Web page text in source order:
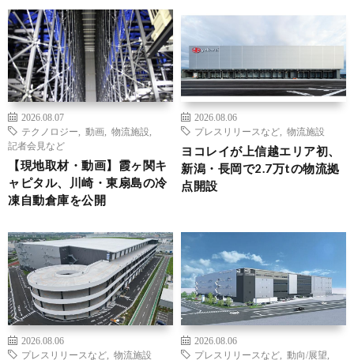
2026.08.07
テクノロジー
動画 物流施設
記者会見など
【現地取材・動画】霞ヶ関キ
ャピタル、川崎・東扇島の冷
凍自動倉庫を公開
2026.08.06
プレスリリースなど
物流施設
ヨコレイが上信越エリア初、
新潟・長岡で2.7万tの物流拠
点開設
2026.08.06
プレスリリースなど
物流施設
2026.08.06
プレスリリースなど
動向/展望